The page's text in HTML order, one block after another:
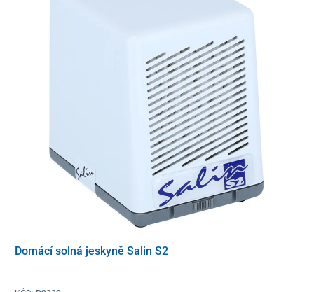
povzbuzení imunitního systému
zvýšení imunity dětí i dospělých
při chorobách horních a dolních cest dýchacích
Nejlepších účinků solné terapie docílíte při spánku, kdy
odpočíváte, relaxujete a nejlépe inhalujete solné ionty.
Domácí solná jeskyně Salin S2